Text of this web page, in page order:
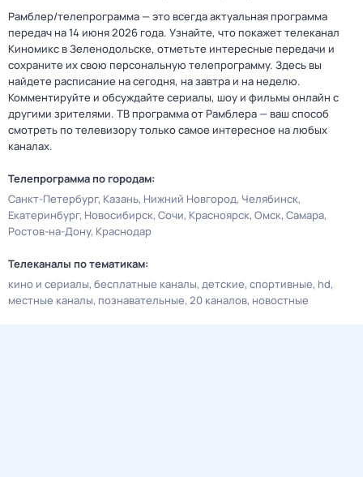
Рамблер/телепрограмма — это всегда актуальная программа
передач на 14 июня 2026 года. Узнайте, что покажет телеканал
Киномикс в Зеленодольске, отметьте интересные передачи и
сохраните их свою персональную телепрограмму. Здесь вы
найдете расписание на сегодня, на завтра и на неделю.
Комментируйте и обсуждайте сериалы, шоу и фильмы онлайн с
другими зрителями. ТВ программа от Рамблера — ваш способ
смотреть по телевизору только самое интересное на любых
каналах.
Телепрограмма по городам:
Санкт-Петербург Казань Нижний Новгород Челябинск
Екатеринбург Новосибирск Сочи Красноярск Омск Самара
Ростов-на-Дону Краснодар
Телеканалы по тематикам:
кино и сериалы бесплатные каналы детские спортивные hd
местные каналы познавательные 20 каналов новостные